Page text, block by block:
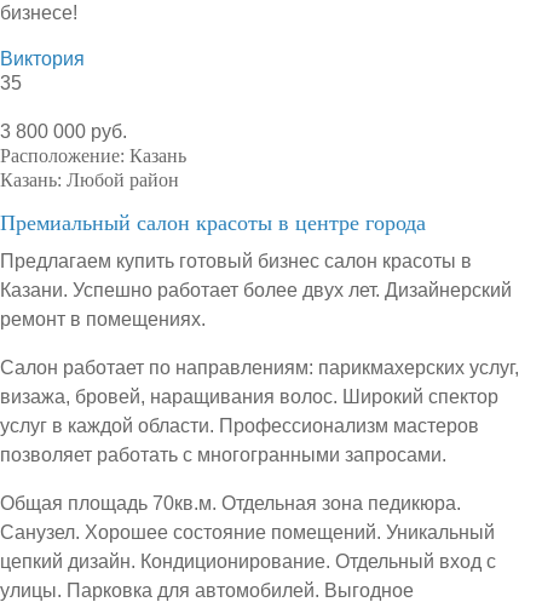
бизнесе!
Виктория
35
3 800 000 руб.
Расположение: Казань
Казань: Любой район
Премиальный салон красоты в центре города
Предлагаем купить готовый бизнес салон красоты в
Казани. Успешно работает более двух лет. Дизайнерский
ремонт в помещениях.
Салон работает по направлениям: парикмахерских услуг,
визажа, бровей, наращивания волос. Широкий спектор
услуг в каждой области. Профессионализм мастеров
позволяет работать с многогранными запросами.
Общая площадь 70кв.м. Отдельная зона педикюра.
Санузел. Хорошее состояние помещений. Уникальный
цепкий дизайн. Кондиционирование. Отдельный вход с
улицы. Парковка для автомобилей. Выгодное